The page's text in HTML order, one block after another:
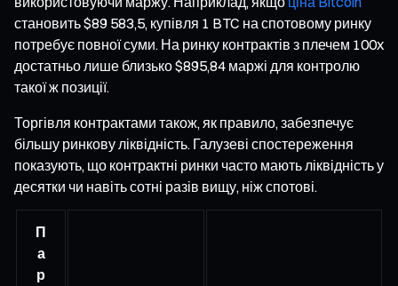
становить $89 583,5, купівля 1 BTC на спотовому ринку
потребує повної суми. На ринку контрактів з плечем 100x
достатньо лише близько $895,84 маржі для контролю
такої ж позиції.
Торгівля контрактами також, як правило, забезпечує
більшу ринкову ліквідність. Галузеві спостереження
показують, що контрактні ринки часто мають ліквідність у
десятки чи навіть сотні разів вищу, ніж спотові.
П
а
р